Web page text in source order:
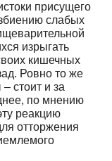
присущего
слабых
изрыгать
кишечных
Ровно то же
стоит и за
по мнению
реакцию
отторжения